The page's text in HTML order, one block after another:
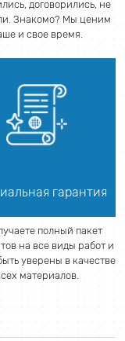
договорились, не
Знакомо? Мы ценим
и свое время.
гарантия
полный пакет
на все виды работ и
уверены в качестве
материалов.